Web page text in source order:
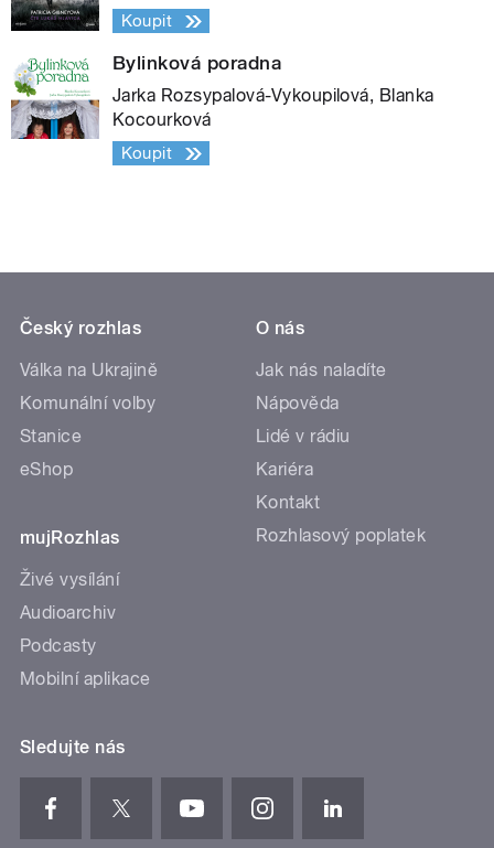
Koupit
Bylinková poradna
Jarka Rozsypalová-Vykoupilová, Blanka
Kocourková
Koupit
Český rozhlas
Válka na Ukrajině
Komunální volby
Stanice
eShop
mujRozhlas
Živé vysílání
Audioarchiv
Podcasty
Mobilní aplikace
O nás
Jak nás naladíte
Nápověda
Lidé v rádiu
Kariéra
Kontakt
Rozhlasový poplatek
Sledujte nás